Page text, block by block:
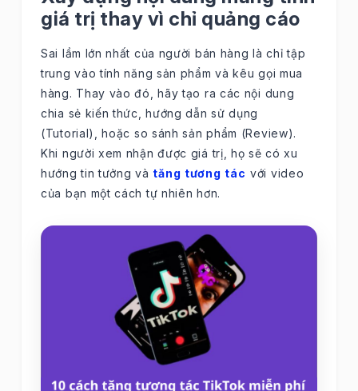
giá trị thay vì chỉ quảng cáo
Sai lầm lớn nhất của người bán hàng là chỉ tập
trung vào tính năng sản phẩm và kêu gọi mua
hàng. Thay vào đó, hãy tạo ra các nội dung
chia sẻ kiến thức, hướng dẫn sử dụng
(Tutorial), hoặc so sánh sản phẩm (Review).
Khi người xem nhận được giá trị, họ sẽ có xu
hướng tin tưởng và tăng tương tác với video
của bạn một cách tự nhiên hơn.